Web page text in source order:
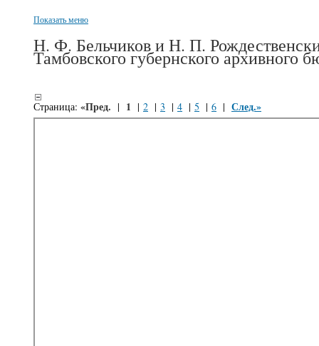
Показать меню
Н. Ф. Бельчиков и Н. П.
Тамбовского губернского архивного
Страница: «Пред. | 1 | 2 | 3 | 4 | 5 | 6 | След.»